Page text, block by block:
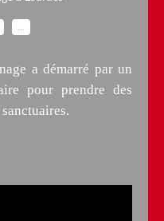
a démarré par un
pour prendre des